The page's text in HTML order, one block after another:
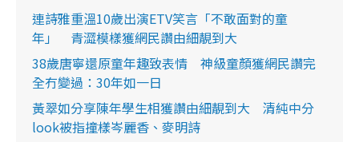
連詩雅重溫10歲出演ETV笑言「不敢面對的童
年」 青澀模樣獲網民讚由細靚到大
38歲唐寧還原童年趣致表情 神級童顏獲網民讚完
全冇變過：30年如一日
黃翠如分享陳年學生相獲讚由細靚到大 清純中分
look被指撞樣岑麗香、麥明詩